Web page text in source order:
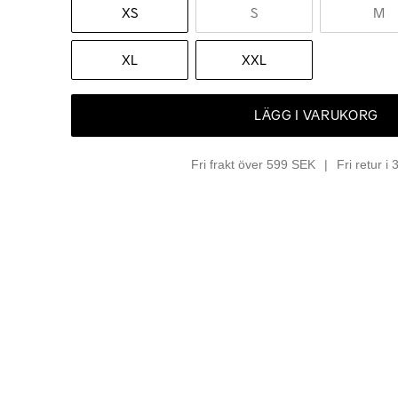
XS S M
XL XXL
LÄGG I VARUKORG
Fri frakt över 599 SEK Fri retur i